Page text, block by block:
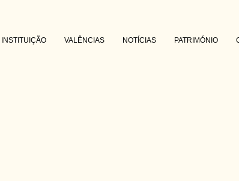
INSTITUIÇÃO VALÊNCIAS NOTÍCIAS PATRIMÓNIO